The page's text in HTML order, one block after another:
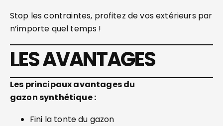
Stop les contraintes, profitez de vos extérieurs par
n’importe quel temps !
LES AVANTAGES
Les principaux avantages du
gazonsynthétique :
Fini la tonte du gazon